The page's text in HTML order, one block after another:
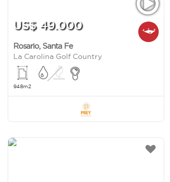
US$ 49.000
Rosario, Santa Fe
La Carolina Golf Country
948m2